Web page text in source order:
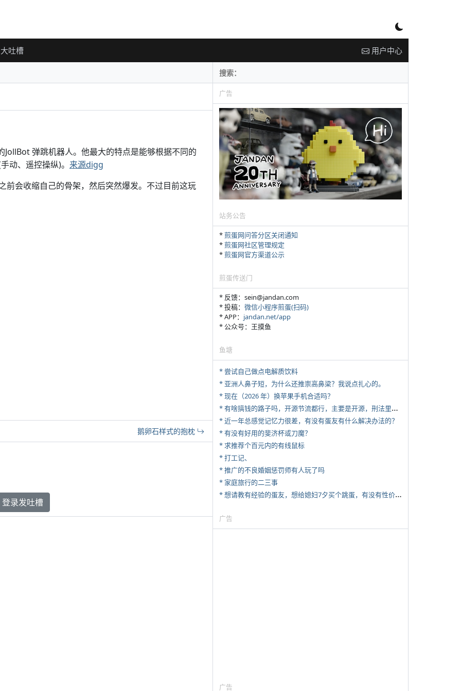
大吐槽 用户中心
弹跳机器人。他最大的特点是能够根据不同的
动、遥控操纵)。 来源digg
前会收缩自己的骨架，然后突然爆发。不过目前这玩
鹅卵石样式的抱枕
登录发吐槽
广告
站务公告
*煎蛋网问答分区关闭通知
*煎蛋网社区管理规定
*煎蛋网官方渠道公示
煎蛋传送门
* 反馈：sein@jandan.com
* 投稿： 微信小程序煎蛋(扫码)
* APP： jandan.net/app
* 公众号：王摸鱼
鱼塘
* 尝试自己做点电解质饮料
* 亚洲人鼻子短，为什么还推崇高鼻梁？我说点扎心的。
* 现在（2026 年）换苹果手机合适吗？
*
有啥搞钱的路子吗，开源节流都行，主要是开源，刑法里的咱不做
* 近一年总感觉记忆力很差，有没有蛋友有什么解决办法的？
* 有没有好用的斐济杯或刀魔？
* 求推荐个百元内的有线鼠标
* 打工记、
* 推广的不良婚姻惩罚师有人玩了吗
* 家庭旅行的二三事
*
想请教有经验的蛋友，想给媳妇7夕买个跳蛋，有没有性价比高的推荐
广告
广告